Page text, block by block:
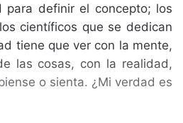
para definir el concepto; los
científicos que se dedican
tiene que ver con la mente,
las cosas, con la realidad,
o sienta. ¿Mi verdad es